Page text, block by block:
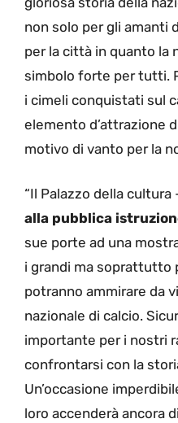
non solo per gli amanti
per la città in quanto la
simbolo forte per tutti.
i cimeli conquistati sul
elemento d’attrazione
motivo di vanto per la
“Il Palazzo della cultura
alla pubblica
sue porte ad una
i grandi ma soprattutto
potranno ammirare da
nazionale di calcio.
importante per i nostri
confrontarsi con la
Un’occasione
loro accenderà ancora